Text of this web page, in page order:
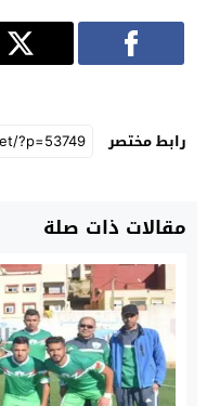
رابط مختصر
مقالات ذات صلة